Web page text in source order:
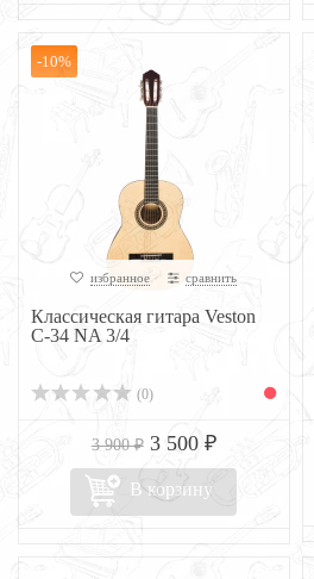
-10%
избранное сравнить
Классическая гитара Veston
C-34 NA 3/4
(0)
3 900 ₽ 3 500 ₽
В корзину